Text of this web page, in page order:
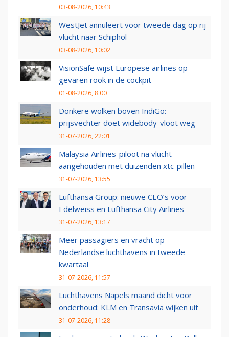
03-08-2026, 10:43
WestJet annuleert voor tweede dag op rij
vlucht naar Schiphol
03-08-2026, 10:02
VisionSafe wijst Europese airlines op
gevaren rook in de cockpit
01-08-2026, 8:00
Donkere wolken boven IndiGo:
prijsvechter doet widebody-vloot weg
31-07-2026, 22:01
Malaysia Airlines-piloot na vlucht
aangehouden met duizenden xtc-pillen
31-07-2026, 13:55
Lufthansa Group: nieuwe CEO’s voor
Edelweiss en Lufthansa City Airlines
31-07-2026, 13:17
Meer passagiers en vracht op
Nederlandse luchthavens in tweede
kwartaal
31-07-2026, 11:57
Luchthavens Napels maand dicht voor
onderhoud: KLM en Transavia wijken uit
31-07-2026, 11:28